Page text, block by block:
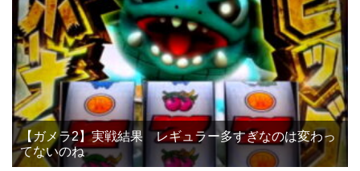
【ガメラ2】実戦結果 レギュラー多すぎなのは変わっ
てないのね